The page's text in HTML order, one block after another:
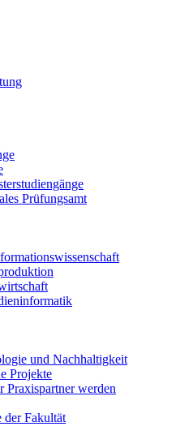
Prüfungsamt
und Nachhaltigkeit
Projekte
Praxispartner werden
der Fakultät